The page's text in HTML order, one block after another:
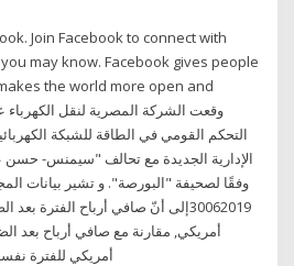
the world more open and
التحكم القومي في الطاقة للشبكة
وفقًا لصحيفة "البورصة". و تشير بيانات
أمريكي للفترة نفسها من 20‏‏/9‏‏/1437